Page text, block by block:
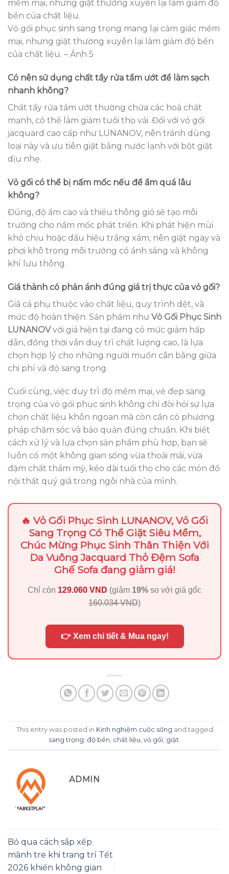
Vỏ gối phục sinh sang trọng mang lại cảm giác mềm
mại, nhưng giặt thường xuyên lại làm giảm độ bền
của chất liệu. – Ảnh 5
Có nên sử dụng chất tẩy rửa tẩm ướt để làm sạch
nhanh không?
Chất tẩy rửa tẩm ướt thường chứa các hoá chất
mạnh, có thể làm giảm tuổi thọ vải. Đối với vỏ gối
jacquard cao cấp như LUNANOV, nên tránh dùng
loại này và ưu tiên giặt bằng nước lạnh với bột giặt
dịu nhẹ.
Vỏ gối có thể bị nấm mốc nếu để ẩm quá lâu
không?
Đúng, độ ẩm cao và thiếu thông gió sẽ tạo môi
trường cho nấm mốc phát triển. Khi phát hiện mùi
khó chịu hoặc dấu hiệu trắng xám, nên giặt ngay và
phơi khô trong môi trường có ánh sáng và không
khí lưu thông.
Giá thành có phản ánh đúng giá trị thực của vỏ gối?
Giá cả phụ thuộc vào chất liệu, quy trình dệt, và
mức độ hoàn thiện. Sản phẩm như Vỏ Gối Phục Sinh
LUNANOVvới giá hiện tại đang có mức giảm hấp
dẫn, đồng thời vẫn duy trì chất lượng cao, là lựa
chọn hợp lý cho những người muốn cân bằng giữa
chi phí và độ sang trọng.
Cuối cùng, việc duy trì độ mềm mại, vẻ đẹp sang
trọng của vỏ gối phục sinh không chỉ đòi hỏi sự lựa
chọn chất liệu khôn ngoan mà còn cần có phương
pháp chăm sóc và bảo quản đúng chuẩn. Khi biết
cách xử lý và lựa chọn sản phẩm phù hợp, bạn sẽ
luôn có một không gian sống vừa thoải mái, vừa
đậm chất thẩm mỹ, kéo dài tuổi thọ cho các món đồ
nội thất quý giá trong ngôi nhà của mình.
🔥 Vỏ Gối Phục Sinh LUNANOV, Vỏ Gối
Sang Trọng Có Thể Giặt Siêu Mềm,
Chúc Mừng Phục Sinh Thân Thiện Với
Da Vuông Jacquard Thỏ Đệm Sofa
Ghế Sofa đang giảm giá!
Chỉ còn 129.060 VND (giảm 19% so với giá gốc
160.034 VND)
👉 Xem chi tiết & Mua ngay!
This entry was posted in Kinh nghiệm cuộc sống and tagged
sang trọng độ bền chất liệu vỏ gối giặt
ADMIN
Bỏ qua cách sắp xếp
mành tre khi trang trí Tết
2026 khiến không gian